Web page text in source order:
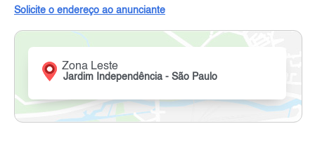
Solicite o endereço ao anunciante
Zona Leste
Jardim Independência - São Paulo